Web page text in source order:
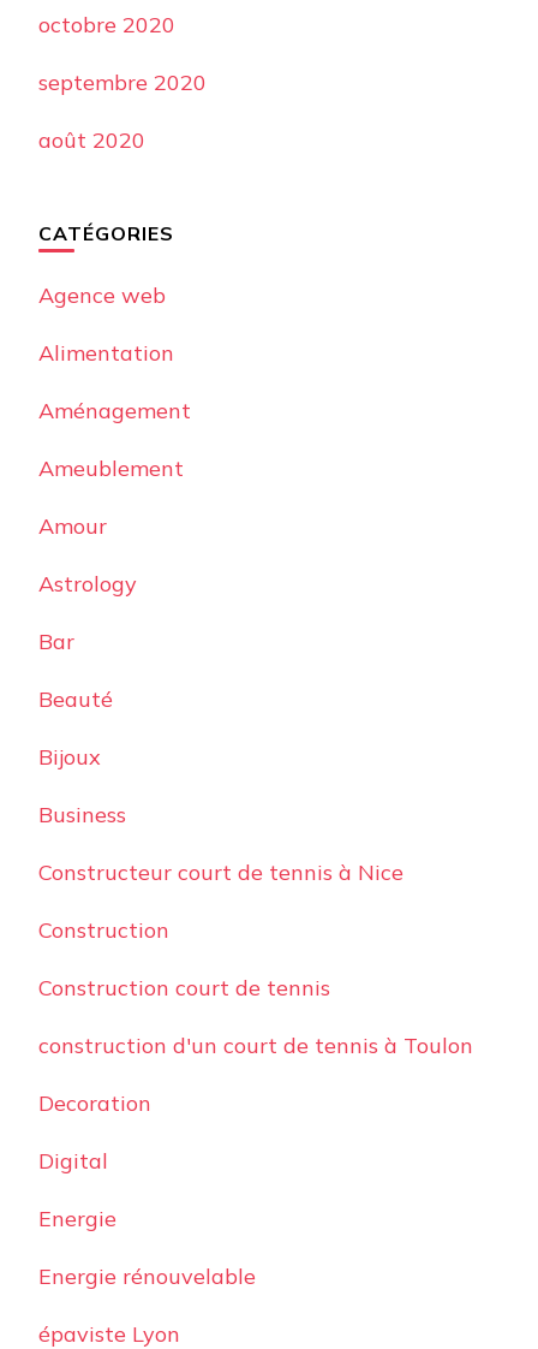
octobre 2020
septembre 2020
août 2020
CATÉGORIES
Agence web
Alimentation
Aménagement
Ameublement
Amour
Astrology
Bar
Beauté
Bijoux
Business
Constructeur court de tennis à Nice
Construction
Construction court de tennis
construction d'un court de tennis à Toulon
Decoration
Digital
Energie
Energie rénouvelable
épaviste Lyon